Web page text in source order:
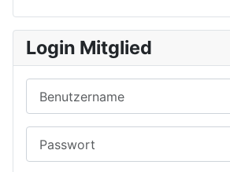
Login Mitglied